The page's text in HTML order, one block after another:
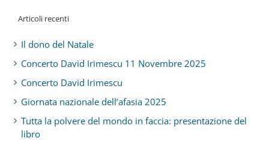
Articoli recenti
Il dono del Natale
Concerto David Irimescu 11 Novembre 2025
Concerto David Irimescu
Giornata nazionale dell’afasia 2025
Tutta la polvere del mondo in faccia: presentazione del
libro